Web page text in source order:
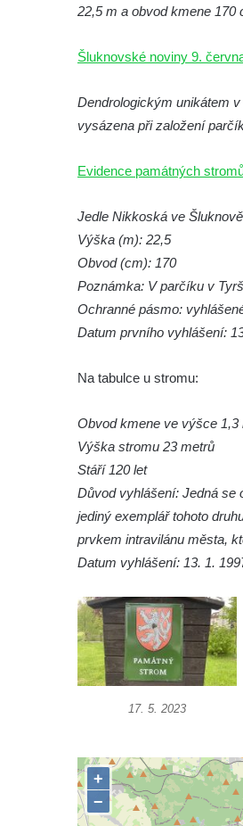
Lípa 75. výročí výroby
Strom svobody (lípa
Platany před hlavním
Pamětní lípa v ulici 1.
Dub letní u břehu Labe
Dub letní u břehu Labe v
Dub letní v Dobříňském
Lípa malolistá u
Dub letní v bývalém
Jedle nikkoská ve
Körnerův dub ve
Lípa u kostela
Hejnicích
Lipová alej mezi
Jana Nepomuckého ve
Památný strom (lípa
Čechách
Lípa osvobození v
Památný strom (lípa) v
Javor klen v
22,5 m a obvod kmene 170
Šluknovské noviny 9.
Dendrologickým unikátem
vysázena při založení
Evidence památných
Jedle Nikkoská ve
Výška (m): 22,5
Obvod (cm): 170
Poznámka: V parčíku v
Ochranné pásmo:
Datum prvního vyhlášení:
Na tabulce u stromu:
Obvod kmene ve výšce
Výška stromu 23 metrů
Stáří 120 let
Důvod vyhlášení: Jedná se
jediný exemplář tohoto
prvkem intravilánu města,
Datum vyhlášení: 13. 1.
17. 5. 2023